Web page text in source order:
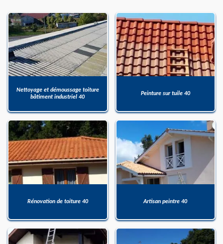
Nettoyage et démoussage toiture
bâtiment industriel 40
Peinture sur tuile 40
Rénovation de toiture 40 Artisan peintre 40